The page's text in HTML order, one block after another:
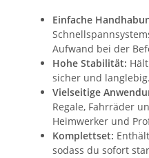
Einfache
Aufwand bei der
Hohe Stabilität:
sicher und langlebig.
Vielseitige
Regale, Fahrräder
Heimwerker und
Komplettset:
sodass du sofort